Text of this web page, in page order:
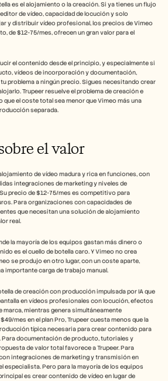
es el alojamiento o la creación. Si ya tienes un flujo
de vídeo, capacidad de locución y solo
y distribuir vídeo profesional, los precios de Vimeo
de $12-75/mes, ofrecen un gran valor para el
el contenido desde el principio, y especialmente si
vídeos de incorporación y documentación,
problema a ningún precio. Sigues necesitando crear
Trupeer resuelve el problema de creación e
el coste total sea menor que Vimeo más una
separada.
el valor
de vídeo madura y rica en funciones, con
integraciones de marketing y niveles de
precio de $12-75/mes es competitivo para
Para organizaciones con capacidades de
que necesitan una solución de alojamiento
real.
la mayoría de los equipos gastan más dinero o
es el cuello de botella caro. Y Vimeo no crea
se produjo en otro lugar, con un coste aparte,
importante carga de trabajo manual.
de creación con producción impulsada por IA que
en vídeos profesionales con locución, efectos
marca, mientras genera simultáneamente
mes en el plan Pro, Trupeer cuesta menos que la
típica necesaria para crear contenido para
Para documentación de producto, tutoriales y
de valor total favorece a Trupeer. Para
integraciones de marketing y transmisión en
especialista. Pero para la mayoría de los equipos
es crear contenido de vídeo en lugar de